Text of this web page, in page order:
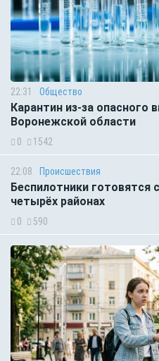
22:31 Общество
Карантин из-за опасного
Воронежской области
0 1542
22:08 Происшествия
Беспилотники готовятся
четырёх районах
0 590